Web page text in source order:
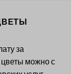
за
цветы можно с